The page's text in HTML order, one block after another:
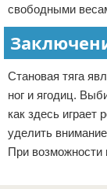
свободными
Становая тяга
ног и ягодиц.
как здесь играет
уделить
При возможности